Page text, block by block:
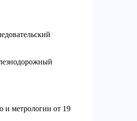
и метрологии от 19